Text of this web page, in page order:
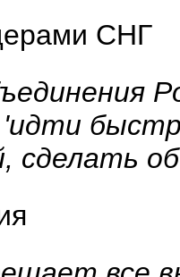
СНГ
сделать